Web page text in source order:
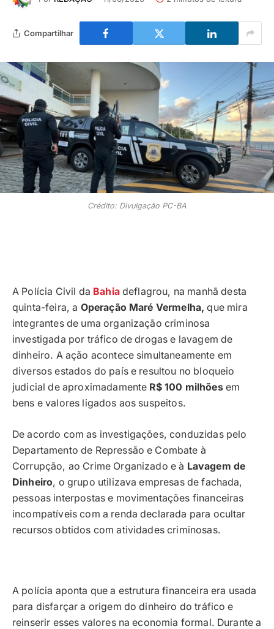
Compartilhar
Crédito: Divulgação PC-BA
A Polícia Civil da Bahia deflagrou, na manhã desta
quinta-feira, a Operação Maré Vermelha, que mira
integrantes de uma organização criminosa
investigada por tráfico de drogas e lavagem de
dinheiro. A ação acontece simultaneamente em
diversos estados do país e resultou no bloqueio
judicial de aproximadamente R$ 100 milhõesem
bens e valores ligados aos suspeitos.
De acordo com as investigações, conduzidas pelo
Departamento de Repressão e Combate à
Corrupção, ao Crime Organizado e à Lavagem de
Dinheiro, o grupo utilizava empresas de fachada,
pessoas interpostas e movimentações financeiras
incompatíveis com a renda declarada para ocultar
recursos obtidos com atividades criminosas.
A polícia aponta que a estrutura financeira era usada
para disfarçar a origem do dinheiro do tráfico e
reinserir esses valores na economia formal. Durante a